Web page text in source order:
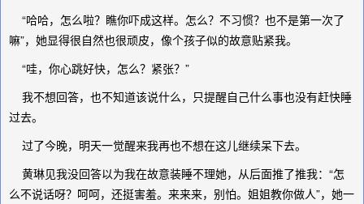
“哈哈，怎么啦？瞧你吓成这样。怎么？不习惯？也不是第一次了
嘛”，她显得很自然也很顽皮，像个孩子似的故意贴紧我。
“哇，你心跳好快，怎么？紧张？”
我不想回答，也不知道该说什么，只提醒自己什么事也没有赶快睡
过去。
过了今晚，明天一觉醒来我再也不想在这儿继续呆下去。
黄琳见我没回答以为我在故意装睡不理她，从后面推了推我：“怎
么不说话呀？呵呵，还挺害羞。来来来，别怕。姐姐教你做人”，她一